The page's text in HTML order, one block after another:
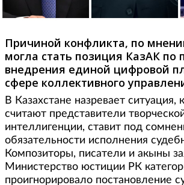
Причиной конфликта, по
могла стать позиция КазАК по
внедрения единой цифровой
сфере коллективного
В Казахстане назревает ситуация,
считают представители
интеллигенции, ставит под
обязательности исполнения
Композиторы, писатели и акыны
Министерство юстиции РК
проигнорировало постановление